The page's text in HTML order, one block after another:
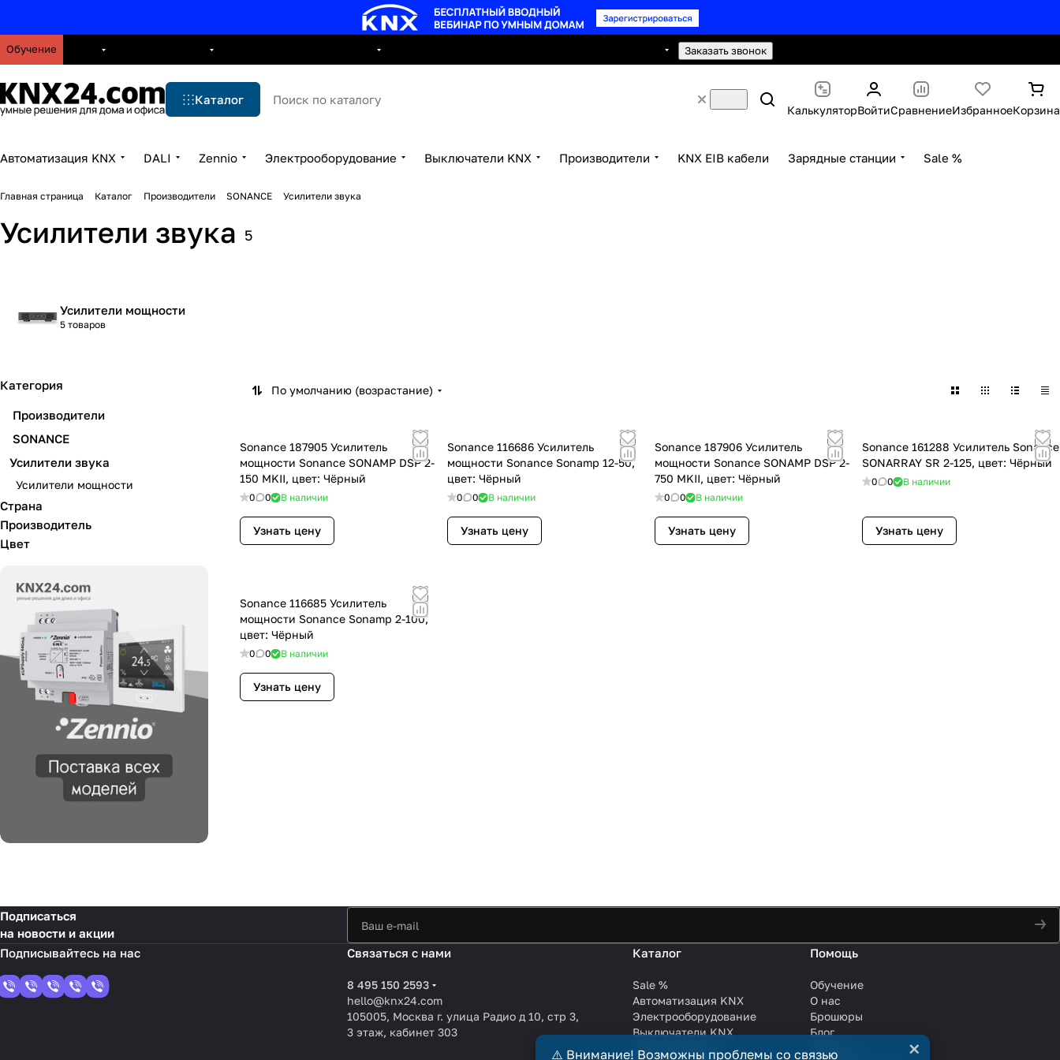
Обучение Заказать звонок
Каталог
КалькуляторВойтиСравнениеИзбранноеКорзина
Автоматизация KNX DALI Zennio Электрооборудование Выключатели KNX Производители KNX EIB кабели Зарядные станции Sale %
Главная страница Каталог Производители SONANCE Усилители звука
Усилители звука 5
Усилители мощности
5 товаров
По умолчанию (возрастание)
Sonance 187905 Усилитель
мощности Sonance SONAMP DSP 2-
150 MKII, цвет: Чёрный
0 0 В наличии
Узнать цену
Sonance 116686 Усилитель
мощности Sonance Sonamp 12-50,
цвет: Чёрный
0 0 В наличии
Узнать цену
Sonance 187906 Усилитель
мощности Sonance SONAMP DSP 2-
750 MKII, цвет: Чёрный
0 0 В наличии
Узнать цену
Sonance 161288 Усилитель Sonance
SONARRAY SR 2-125, цвет: Чёрный
0 0 В наличии
Узнать цену
Sonance 116685 Усилитель
мощности Sonance Sonamp 2-100,
цвет: Чёрный
0 0 В наличии
Узнать цену
Категория
Производители
SONANCE
Усилители звука
Усилители мощности
Страна
Производитель
Цвет
Подписаться
на новости и акции
Связаться с нами
8 495 150 2593
hello@knx24.com
105005, Москва г. улица Радио д 10, стр 3,
3 этаж, кабинет 303
Каталог
Sale %
Автоматизация KNX
Электрооборудование
Выключатели KNX
Производители
Помощь
Обучение
О нас
Брошюры
Блог
⚠️ Внимание! Возможны проблемы со связью ×